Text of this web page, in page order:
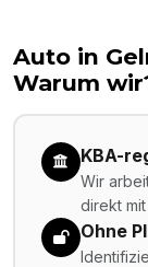
Auto in
Warum
KBA-
Wir
direkt
Ohne